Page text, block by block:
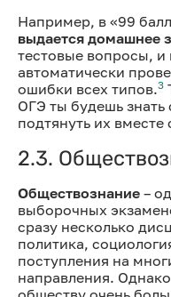
Например, в «99
выдается домашнее
тестовые вопросы,
автоматически
ошибки всех типов.3
ОГЭ ты будешь знать
подтянуть их
2.3.
Обществознание –
выборочных
сразу несколько
политика,
поступления на
направления.